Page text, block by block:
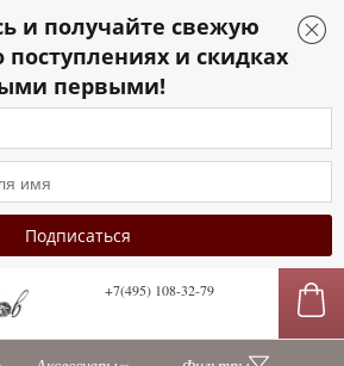
и получайте свежую
и скидках
первыми!
+7(495) 108-32-79